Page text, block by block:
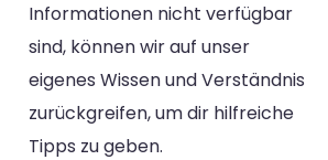
Informationen nicht verfügbar
sind, können wir auf unser
eigenes Wissen und Verständnis
zurückgreifen, um dir hilfreiche
Tipps zu geben.